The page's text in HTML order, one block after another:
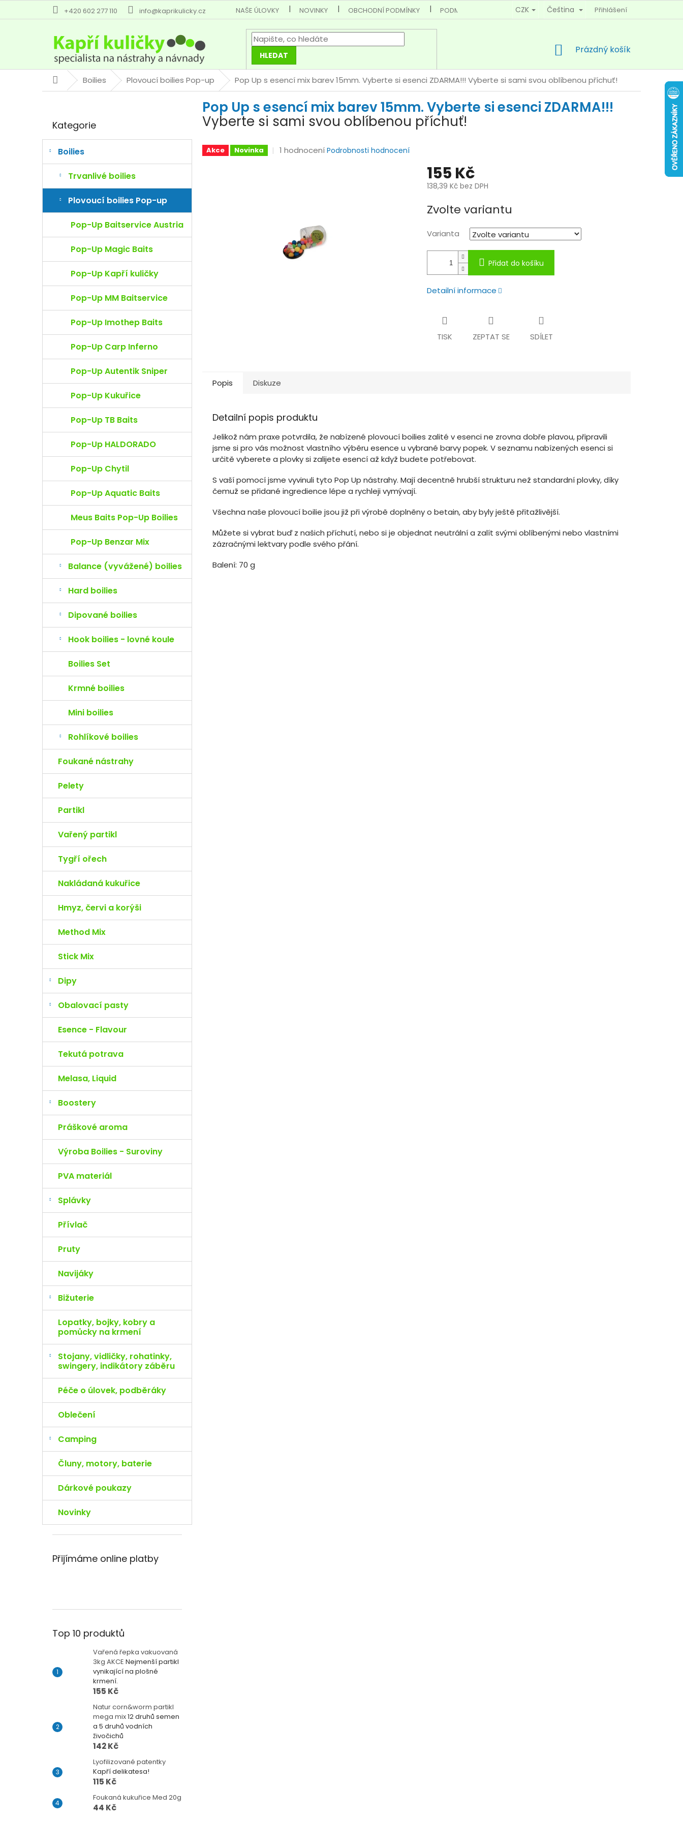
+420 602 277 110 info@kaprikulicky.cz NAŠE ÚLOVKY NOVINKY OBCHODNÍ PODMÍNKY PODMÍNKY OCHRANY OSOBNÍCH ÚDAJŮ KONTAKTY
CZK Čeština Přihlášení
HLEDAT
NÁKUPNÍ
Prázdný košík
DomůBoilies Plovoucí boilies Pop-up Pop Up s esencí mix barev 15mm. Vyberte si esenci ZDARMA!!! Vyberte si sami svou oblíbenou příchuť!
r
n
í
l
kategorie
Kategorie
Boilies
Trvanlivé boilies
Plovoucí boilies Pop-up
Pop-Up Baitservice Austria
Pop-Up Magic Baits
Pop-Up Kapří kuličky
Pop-Up MM Baitservice
Pop-Up Imothep Baits
Pop-Up Carp Inferno
Pop-Up Autentik Sniper
Pop-Up Kukuřice
Pop-Up TB Baits
Pop-Up HALDORADO
Pop-Up Chytil
Pop-Up Aquatic Baits
Meus Baits Pop-Up Boilies
Pop-Up Benzar Mix
Balance (vyvážené) boilies
Hard boilies
Dipované boilies
Hook boilies - lovné koule
Boilies Set
Krmné boilies
Mini boilies
Rohlíkové boilies
Foukané nástrahy
Pelety
Partikl
Vařený partikl
Tygří ořech
Nakládaná kukuřice
Hmyz, červi a korýši
Method Mix
Stick Mix
Dipy
Obalovací pasty
Esence - Flavour
Tekutá potrava
Melasa, Liquid
Boostery
Práškové aroma
Výroba Boilies - Suroviny
PVA materiál
Splávky
Přívlač
Pruty
Navijáky
Bižuterie
Lopatky, bojky, kobry a
pomůcky na krmení
Stojany, vidličky, rohatinky,
swingery, indikátory záběru
Péče o úlovek, podběráky
Oblečení
Camping
Čluny, motory, baterie
Dárkové poukazy
Novinky
Přijímáme online platby
Top 10 produktů
Vařená řepka vakuovaná
3kg AKCE Nejmenší partikl
vynikající na plošné
krmení.
155 Kč
Natur corn&worm partikl
mega mix12 druhů semen
a 5 druhů vodních
živočichů
142 Kč
Lyofilizované patentky
Kapří delikatesa!
115 Kč
Foukaná kukuřice Med 20g
44 Kč
Pop Up s esencí mix barev 15mm. Vyberte si esenci ZDARMA!!!
Vyberte si sami svou oblíbenou příchuť!
Akce Novinka
Průměrné
hvězdiček.
1 hodnocení Podrobnosti hodnocení
155 Kč
138,39 Kč bez DPH
cena:
Zvolte variantu
Varianta
Přidat do košíku
Detailní informace
TISK ZEPTAT SE SDÍLET
Popis Diskuze
Detailní popis produktu
Jelikož nám praxe potvrdila, že nabízené plovoucí boilies zalité v esenci ne zrovna dobře plavou, připravili
jsme si pro vás možnost vlastního výběru esence u vybrané barvy popek. V seznamu nabízených esenci si
určitě vyberete a plovky si zalijete esencí až když budete potřebovat.
S vaší pomocí jsme vyvinuli tyto Pop Up nástrahy. Mají decentně hrubší strukturu než standardní plovky, díky
čemuž se přidané ingredience lépe a rychleji vymývají.
Všechna naše plovoucí boilie jsou již při výrobě doplněny o betain, aby byly ještě přitažlivější.
Můžete si vybrat buď z našich příchutí, nebo si je objednat neutrální a zalít svými oblíbenými nebo vlastními
zázračnými lektvary podle svého přání.
Balení: 70 g